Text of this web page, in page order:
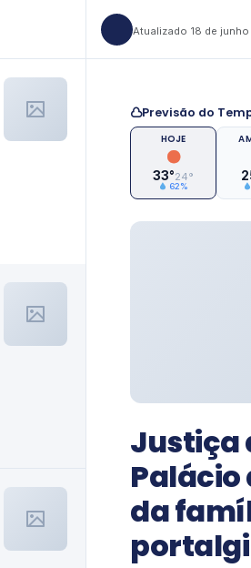
Atualizado 18 de
Previsão do
HOJE
33°24°
62%
Justiça
Palácio
da